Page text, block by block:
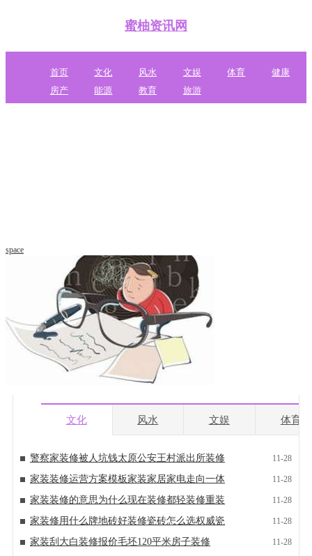
蜜柚资讯网
首页 文化 风水 文娱 体育
健康
房产
能源 教育 旅游
space
文化 风水 文娱 体育
11-28
警察家装修被人坑钱太原公安王村派出所装修
11-28
家装装修运营方案模板家装家居家电走向一体
11-28
家装装修的意思为什么现在装修都轻装修重装
11-28
家装修用什么牌地砖好装修瓷砖怎么选权威瓷
11-28
家装刮大白装修报价毛坯120平米房子装修